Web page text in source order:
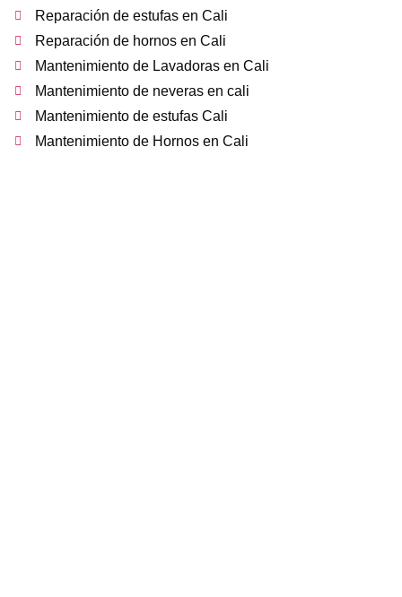
Reparación de estufas en Cali
Reparación de hornos en Cali
Mantenimiento de Lavadoras en Cali
Mantenimiento de neveras en cali
Mantenimiento de estufas Cali
Mantenimiento de Hornos en Cali